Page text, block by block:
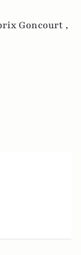
Goncourt ,